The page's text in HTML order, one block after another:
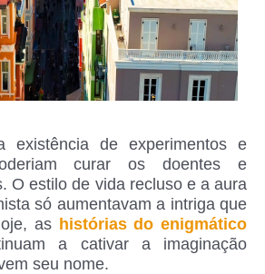
existência de experimentos e
curar os doentes e
O estilo de vida recluso e a aura
só aumentavam a intriga que
as histórias do enigmático
a cativar a imaginação
seu nome.